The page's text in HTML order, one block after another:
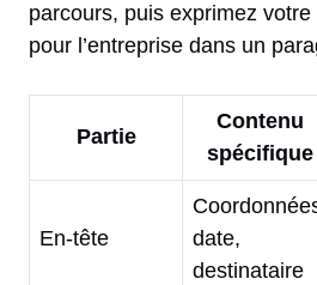
parcours, puis exprimez
pour l’entreprise dans un
Partie
Contenu
spécifique
En-tête
date,
destinataire